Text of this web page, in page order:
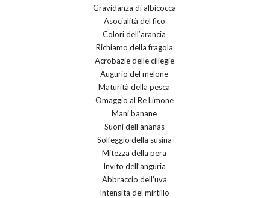
Gravidanza di albicocca
Asocialità del fico
Colori dell’arancia
Richiamo della fragola
Acrobazie delle ciliegie
Augurio del melone
Maturità della pesca
Omaggio al Re Limone
Mani banane
Suoni dell’ananas
Solfeggio della susina
Mitezza della pera
Invito dell’anguria
Abbraccio dell’uva
Intensità del mirtillo